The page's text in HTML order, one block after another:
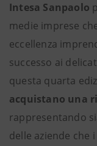
Intesa Sanpaolo
medie imprese
eccellenza
successo ai
questa quarta
acquistano una
rappresentando
delle aziende